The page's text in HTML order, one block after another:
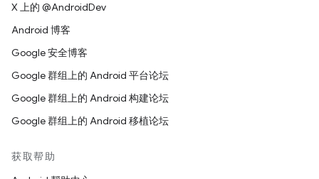
X 上的 @AndroidDev
Android 博客
Google 安全博客
Google 群组上的 Android 平台论坛
Google 群组上的 Android 构建论坛
Google 群组上的 Android 移植论坛
获取帮助